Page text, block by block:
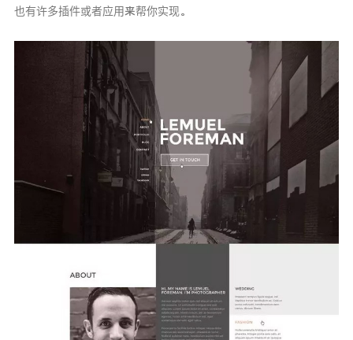
也有许多插件或者应用来帮你实现。